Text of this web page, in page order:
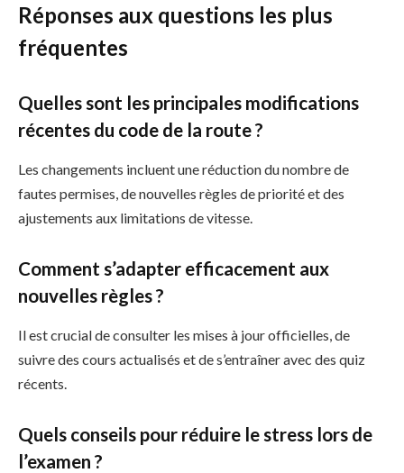
Réponses aux questions les plus
fréquentes
Quelles sont les principales modifications
récentes du code de la route ?
Les changements incluent une réduction du nombre de
fautes permises, de nouvelles règles de priorité et des
ajustements aux limitations de vitesse.
Comment s’adapter efficacement aux
nouvelles règles ?
Il est crucial de consulter les mises à jour officielles, de
suivre des cours actualisés et de s’entraîner avec des quiz
récents.
Quels conseils pour réduire le stress lors de
l’examen ?